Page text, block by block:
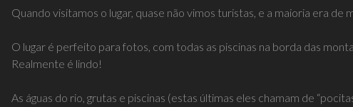
Quando visitamos o lugar, quase não vimos turistas, e a maioria era de
O lugar é perfeito para fotos, com todas as piscinas na borda das
Realmente é lindo!
As águas do rio, grutas e piscinas (estas últimas eles chamam de